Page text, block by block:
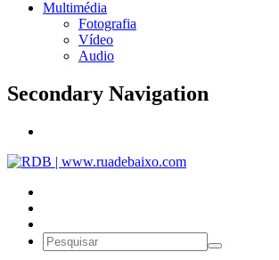
Multimédia
Fotografia
Vídeo
Audio
Secondary Navigation